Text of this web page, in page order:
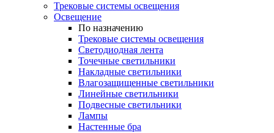
Трековые системы освещения
Освещение
По назначению
Трековые системы освещения
Светодиодная лента
Точечные светильники
Накладные светильники
Влагозащищенные светильники
Линейные светильники
Подвесные светильники
Лампы
Настенные бра